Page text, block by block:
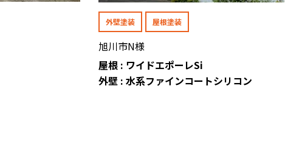
外壁塗装 屋根塗装
旭川市N様
屋根 : ワイドエポーレSi
外壁 : 水系ファインコートシリコン